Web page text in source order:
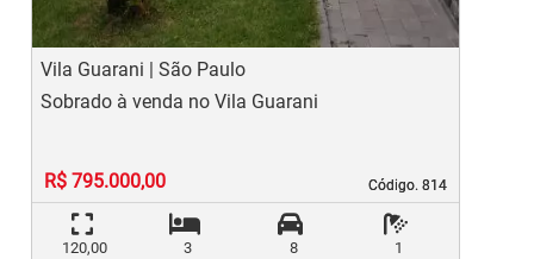
Vila Guarani | São Paulo
Código. 814
Código. 814
Sobrado à venda no Vila Guarani
R$ 795.000,00
120,00
3
8
1